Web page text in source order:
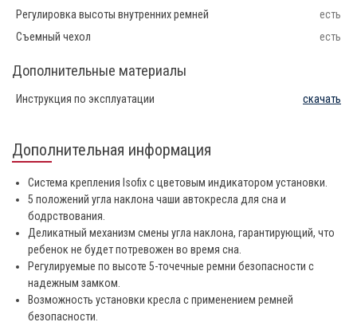
Регулировка высоты внутренних ремней
есть
Съемный чехол
есть
Дополнительные материалы
Инструкция по эксплуатации скачать
Дополнительная информация
Система крепления Isofix с цветовым индикатором установки.
5 положений угла наклона чаши автокресла для сна и
бодрствования.
Деликатный механизм смены угла наклона, гарантирующий, что
ребенок не будет потревожен во время сна.
Регулируемые по высоте 5-точечные ремни безопасности с
надежным замком.
Возможность установки кресла с применением ремней
безопасности.